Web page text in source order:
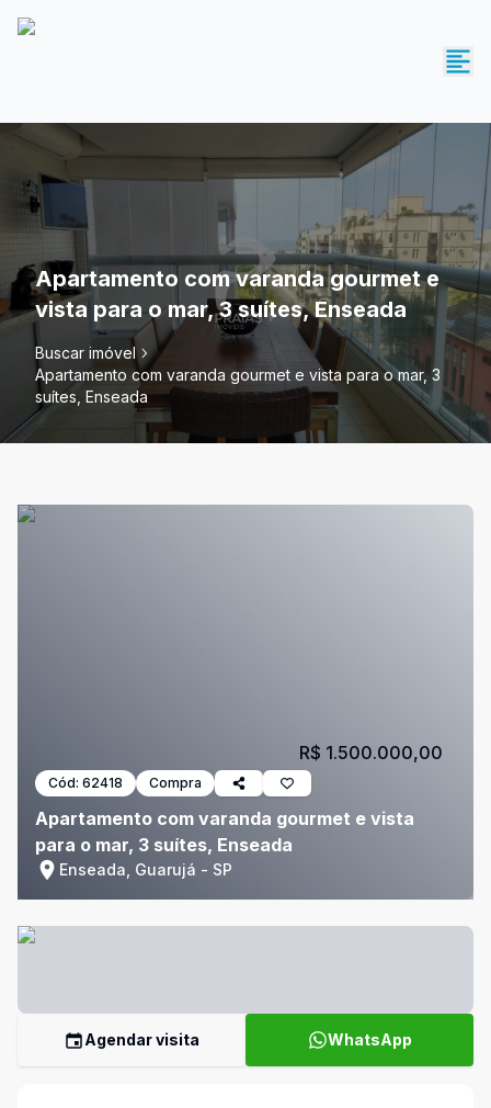
Apartamento com varanda gourmet e
vista para o mar, 3 suítes, Enseada
Buscar imóvel
Apartamento com varanda gourmet e vista para o mar, 3
suítes, Enseada
Cód: 62418 Compra
Apartamento com varanda gourmet e vista
para o mar, 3 suítes, Enseada
Enseada, Guarujá - SP
R$ 1.500.000,00
Agendar visita WhatsApp